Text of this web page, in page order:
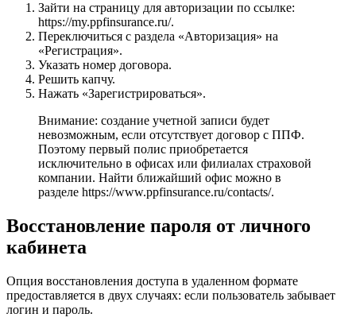
Зайти на страницу для авторизации по ссылке:
https://my.ppfinsurance.ru/.
Переключиться с раздела «Авторизация» на
«Регистрация».
Указать номер договора.
Решить капчу.
Нажать «Зарегистрироваться».
Внимание: создание учетной записи будет
невозможным, если отсутствует договор с ППФ.
Поэтому первый полис приобретается
исключительно в офисах или филиалах страховой
компании. Найти ближайший офис можно в
разделе https://www.ppfinsurance.ru/contacts/.
Восстановление пароля от личного
кабинета
Опция восстановления доступа в удаленном формате
предоставляется в двух случаях: если пользователь забывает
логин и пароль.